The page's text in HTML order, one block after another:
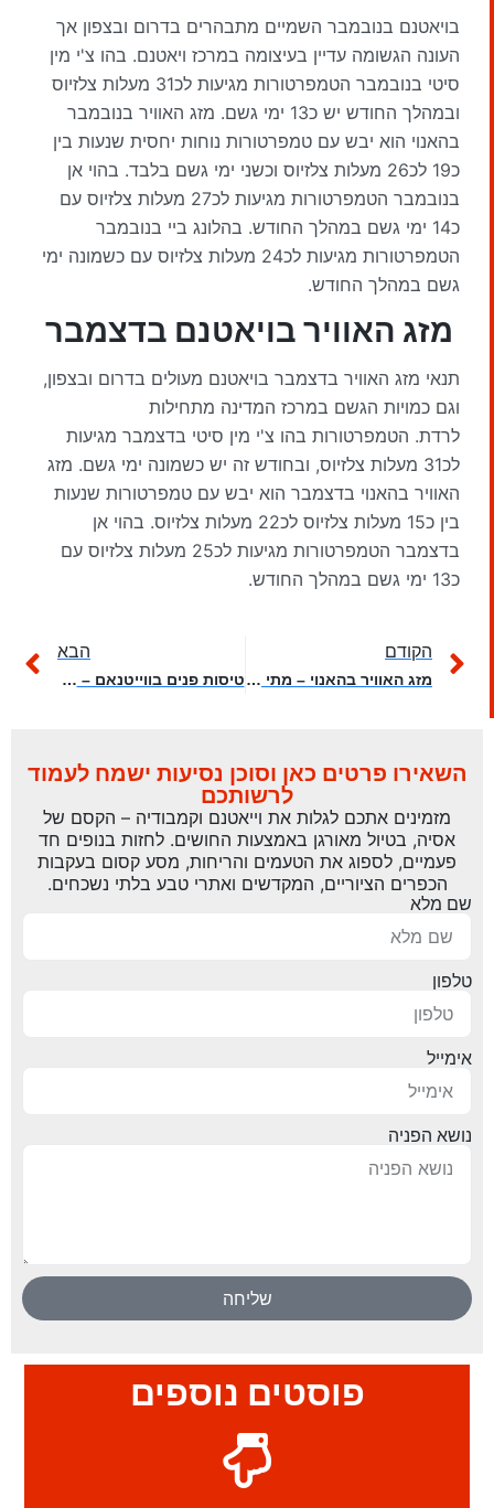
בויאטנם בנובמבר השמיים מתבהרים בדרום ובצפון אך
העונה הגשומה עדיין בעיצומה במרכז ויאטנם. בהו צ'י מין
סיטי בנובמבר הטמפרטורות מגיעות לכ31 מעלות צלזיוס
ובמהלך החודש יש כ13 ימי גשם. מזג האוויר בנובמבר
בהאנוי הוא יבש עם טמפרטורות נוחות יחסית שנעות בין
כ19 לכ26 מעלות צלזיוס וכשני ימי גשם בלבד. בהוי אן
בנובמבר הטמפרטורות מגיעות לכ27 מעלות צלזיוס עם
כ14 ימי גשם במהלך החודש. בהלונג ביי בנובמבר
הטמפרטורות מגיעות לכ24 מעלות צלזיוס עם כשמונה ימי
גשם במהלך החודש.
מזג האוויר בויאטנם בדצמבר
תנאי מזג האוויר בדצמבר בויאטנם מעולים בדרום ובצפון,
וגם כמויות הגשם במרכז המדינה מתחילות
לרדת. הטמפרטורות בהו צ'י מין סיטי בדצמבר מגיעות
לכ31 מעלות צלזיוס, ובחודש זה יש כשמונה ימי גשם. מזג
האוויר בהאנוי בדצמבר הוא יבש עם טמפרטורות שנעות
בין כ15 מעלות צלזיוס לכ22 מעלות צלזיוס. בהוי אן
בדצמבר הטמפרטורות מגיעות לכ25 מעלות צלזיוס עם
כ13 ימי גשם במהלך החודש.
הקודם
מזג האוויר בהאנוי – מתי כדאי לטוס לחופשה?
הבא
טיסות פנים בווייטנאם – טיפים והשוואת מחירים
השאירו פרטים כאן וסוכן נסיעות ישמח לעמוד
לרשותכם
מזמינים אתכם לגלות את וייאטנם וקמבודיה – הקסם של
אסיה, בטיול מאורגן באמצעות החושים. לחזות בנופים חד
פעמיים, לספוג את הטעמים והריחות, מסע קסום בעקבות
הכפרים הציוריים, המקדשים ואתרי טבע בלתי נשכחים.
שם מלא
טלפון
אימייל
נושא הפניה
שליחה
פוסטים נוספים